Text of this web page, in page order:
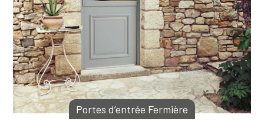
Portes d’entrée Fermière